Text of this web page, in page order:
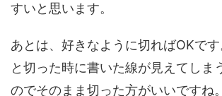
すいと思います。
あとは、好きなように切ればOKで
と切った時に書いた線が見えてしま
のでそのまま切った方がいいですね。